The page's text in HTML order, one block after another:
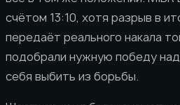
счётом 13:10, хотя разрыв в
передаёт реального накала
подобрали нужную победу
себя выбить из борьбы.